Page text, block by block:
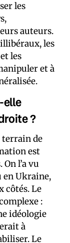
les
auteurs.
les
les
et à
elle
?
terrain de
est
l’a vu
en Ukraine,
côtés. Le
:
idéologie
à
Le